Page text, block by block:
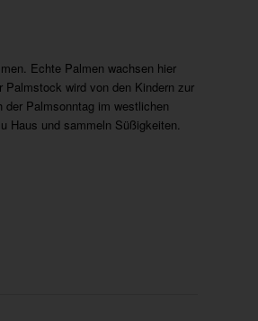
Echte Palmen wachsen hier
wird von den Kindern zur
Palmsonntag im westlichen
Haus und sammeln Süßigkeiten.